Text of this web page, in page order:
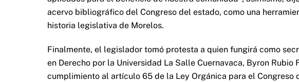
acervo bibliográfico del Congreso del estado, como una
historia legislativa de Morelos.
Finalmente, el legislador tomó protesta a quien fungirá como
en Derecho por la Universidad La Salle Cuernavaca, Byron Rubio
cumplimiento al artículo 65 de la Ley Orgánica para el Congreso